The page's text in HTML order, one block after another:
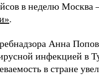
в неделю Москва
.
Анна
инфекцией в
в стране